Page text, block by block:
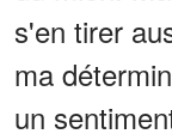
s'en tirer
ma
un